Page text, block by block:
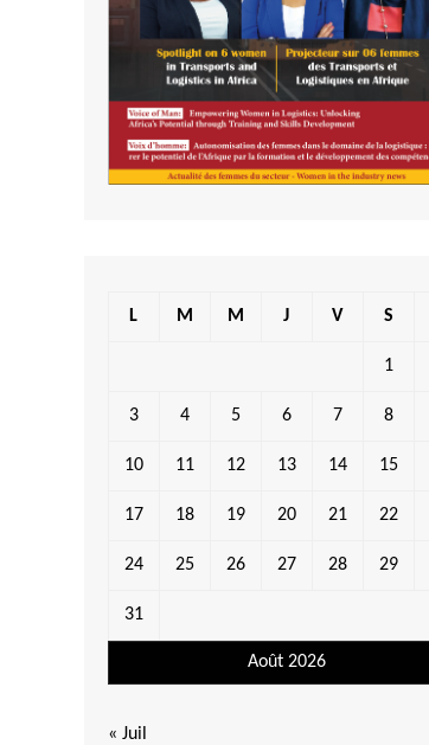
Août 2026
L M M J V S
1
3 4 5 6 7 8
10 11 12 13 14 15
17 18 19 20 21 22
24 25 26 27 28 29
31
« Juil